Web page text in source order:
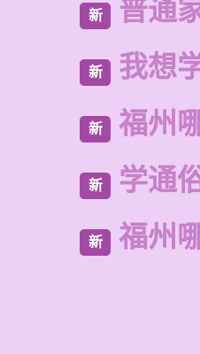
新 普通
新 我想
新 福州
新 学通
新 福州